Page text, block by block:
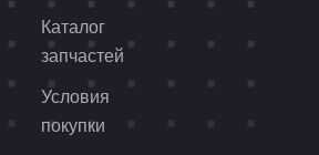
Каталог
запчастей
Условия
покупки